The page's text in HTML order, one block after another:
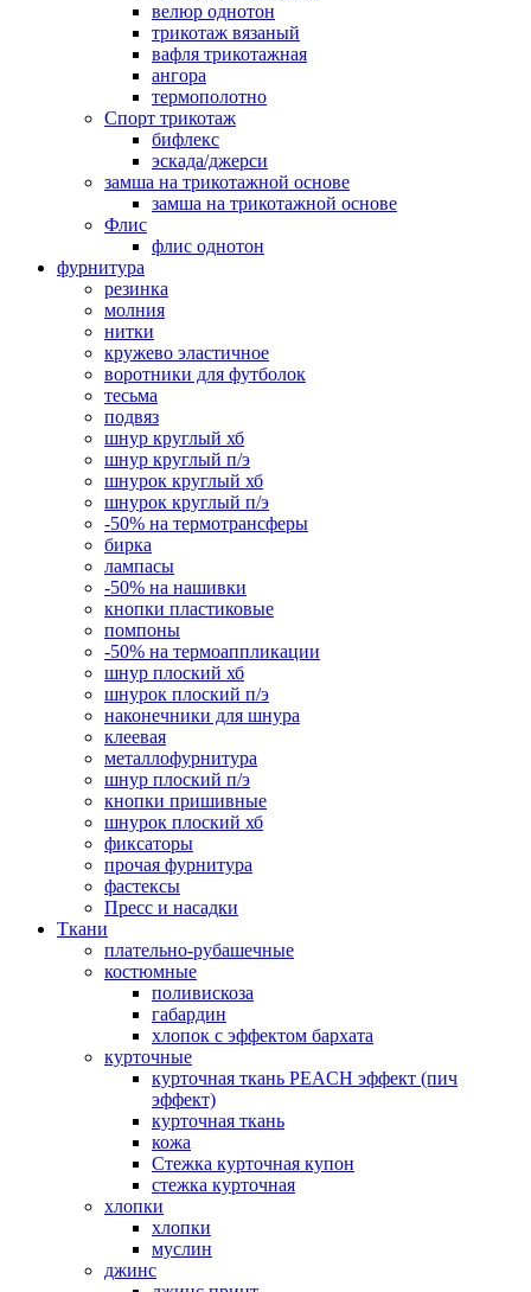
велюр однотон
трикотаж вязаный
вафля трикотажная
ангора
термополотно
Спорт трикотаж
бифлекс
эскада/джерси
замша на трикотажной основе
замша на трикотажной основе
Флис
флис однотон
фурнитура
резинка
молния
нитки
кружево эластичное
воротники для футболок
тесьма
подвяз
шнур круглый хб
шнур круглый п/э
шнурок круглый хб
шнурок круглый п/э
-50% на термотрансферы
бирка
лампасы
-50% на нашивки
кнопки пластиковые
помпоны
-50% на термоаппликации
шнур плоский хб
шнурок плоский п/э
наконечники для шнура
клеевая
металлофурнитура
шнур плоский п/э
кнопки пришивные
шнурок плоский хб
фиксаторы
прочая фурнитура
фастексы
Пресс и насадки
Ткани
плательно-рубашечные
костюмные
поливискоза
габардин
хлопок с эффектом бархата
курточные
курточная ткань PEACH эффект (пич
эффект)
курточная ткань
кожа
Стежка курточная купон
стежка курточная
хлопки
хлопки
муслин
джинс